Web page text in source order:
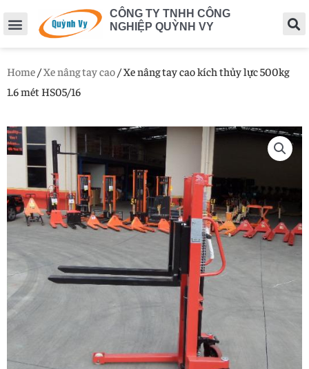
CÔNG TY TNHH CÔNG
NGHIỆP QUỲNH VY
Home /Xe nâng tay cao / Xe nâng tay cao kích thủy lực 500kg
1.6 mét HS05/16